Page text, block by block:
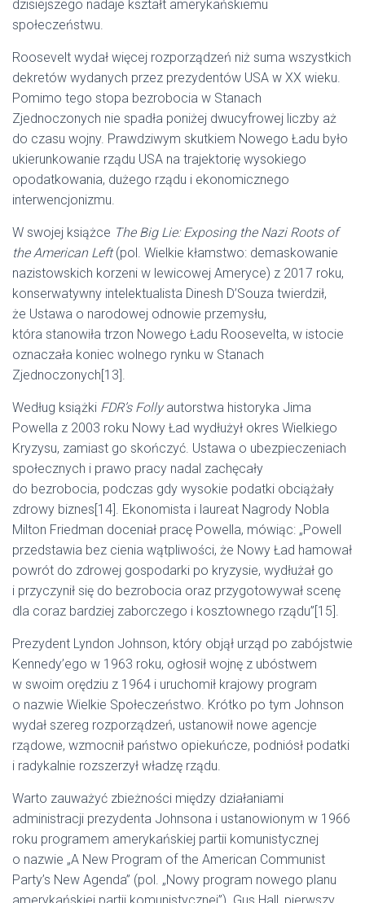
dzisiejszego nadaje kształt amerykańskiemu
społeczeństwu.
Roosevelt wydał więcej rozporządzeń niż suma wszystkich
dekretów wydanych przez prezydentów USA w XX wieku.
Pomimo tego stopa bezrobocia w Stanach
Zjednoczonych nie spadła poniżej dwucyfrowej liczby aż
do czasu wojny. Prawdziwym skutkiem Nowego Ładu było
ukierunkowanie rządu USA na trajektorię wysokiego
opodatkowania, dużego rządu i ekonomicznego
interwencjonizmu.
W swojej książce The Big Lie: Exposing the Nazi Roots of
the American Left(pol. Wielkie kłamstwo: demaskowanie
nazistowskich korzeni w lewicowej Ameryce) z 2017 roku,
konserwatywny intelektualista Dinesh D’Souza twierdził,
że Ustawa o narodowej odnowie przemysłu,
która stanowiła trzon Nowego Ładu Roosevelta, w istocie
oznaczała koniec wolnego rynku w Stanach
Zjednoczonych[13].
Według książki FDR’s Follyautorstwa historyka Jima
Powella z 2003 roku Nowy Ład wydłużył okres Wielkiego
Kryzysu, zamiast go skończyć. Ustawa o ubezpieczeniach
społecznych i prawo pracy nadal zachęcały
do bezrobocia, podczas gdy wysokie podatki obciążały
zdrowy biznes[14]. Ekonomista i laureat Nagrody Nobla
Milton Friedman doceniał pracę Powella, mówiąc: „Powell
przedstawia bez cienia wątpliwości, że Nowy Ład hamował
powrót do zdrowej gospodarki po kryzysie, wydłużał go
i przyczynił się do bezrobocia oraz przygotowywał scenę
dla coraz bardziej zaborczego i kosztownego rządu”[15].
Prezydent Lyndon Johnson, który objął urząd po zabójstwie
Kennedy’ego w 1963 roku, ogłosił wojnę z ubóstwem
w swoim orędziu z 1964 i uruchomił krajowy program
o nazwie Wielkie Społeczeństwo. Krótko po tym Johnson
wydał szereg rozporządzeń, ustanowił nowe agencje
rządowe, wzmocnił państwo opiekuńcze, podniósł podatki
i radykalnie rozszerzył władzę rządu.
Warto zauważyć zbieżności między działaniami
administracji prezydenta Johnsona i ustanowionym w 1966
roku programem amerykańskiej partii komunistycznej
o nazwie „A New Program of the American Communist
Party’s New Agenda” (pol. „Nowy program nowego planu